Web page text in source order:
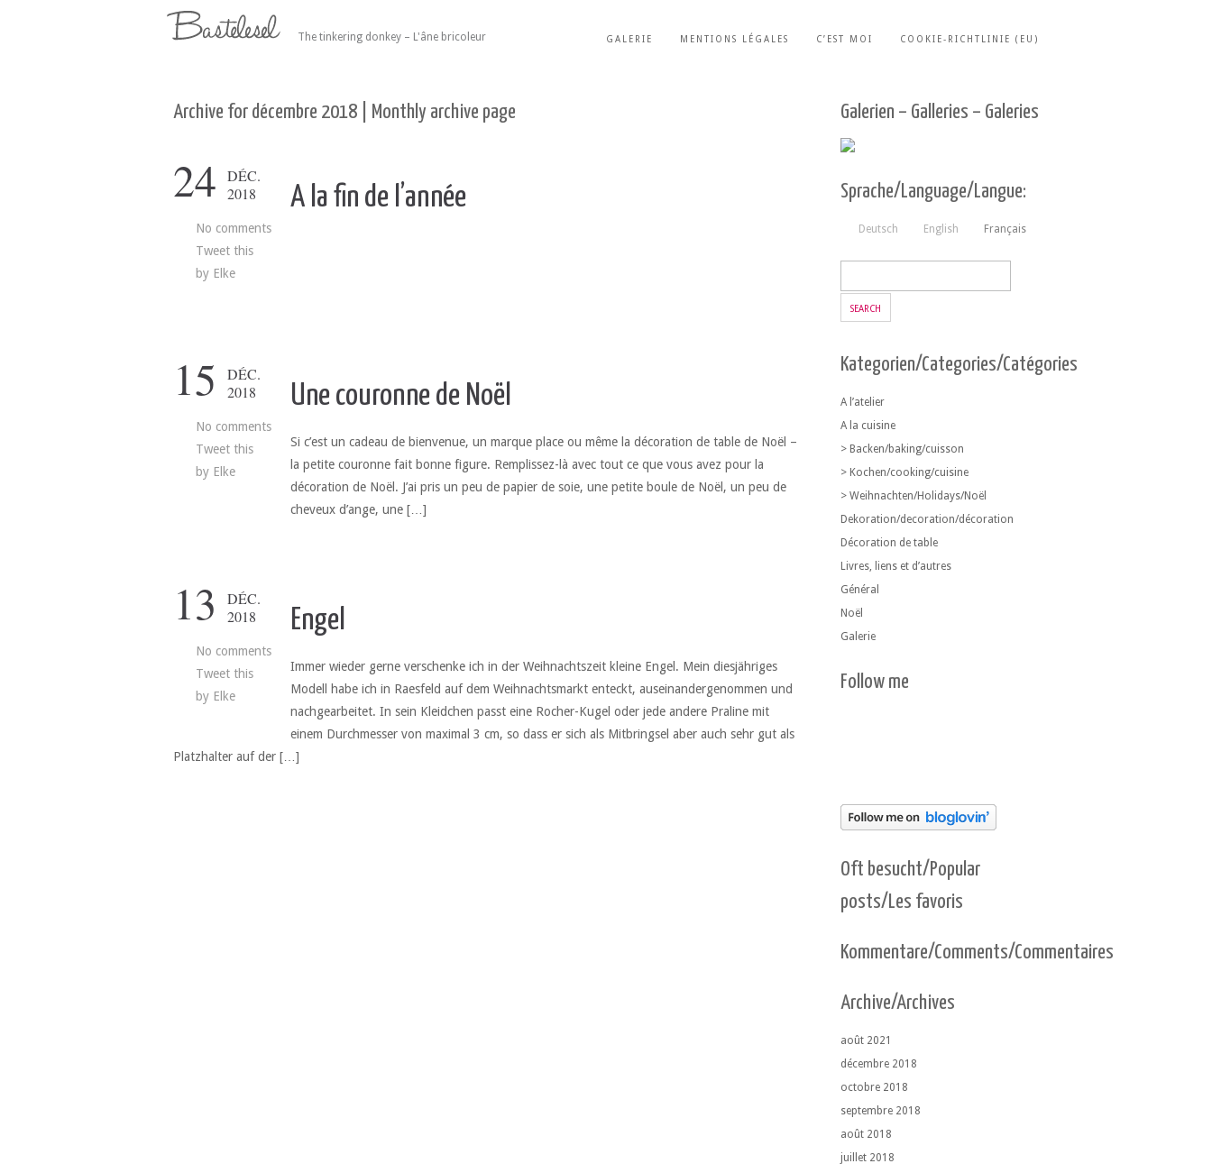
The tinkering donkey – L'âne bricoleur GALERIE MENTIONS LÉGALES C’EST MOI COOKIE-RICHTLINIE (EU)
Archive for décembre 2018 | Monthly archive page
24
DÉC.
2018
No comments
Tweet this
by Elke
A la fin de l’année
15
DÉC.
2018
No comments
Tweet this
by Elke
Une couronne de Noël
Si c’est un cadeau de bienvenue, un marque place ou même la décoration de table de Noël –
la petite couronne fait bonne figure. Remplissez-là avec tout ce que vous avez pour la
décoration de Noël. J’ai pris un peu de papier de soie, une petite boule de Noël, un peu de
cheveux d’ange, une […]
13
DÉC.
2018
No comments
Tweet this
by Elke
Engel
Immer wieder gerne verschenke ich in der Weihnachtszeit kleine Engel. Mein diesjähriges
Modell habe ich in Raesfeld auf dem Weihnachtsmarkt enteckt, auseinandergenommen und
nachgearbeitet. In sein Kleidchen passt eine Rocher-Kugel oder jede andere Praline mit
einem Durchmesser von maximal 3 cm, so dass er sich als Mitbringsel aber auch sehr gut als
Platzhalter auf der […]
Galerien – Galleries – Galeries
Sprache/Language/Langue:
Deutsch English Français
Kategorien/Categories/Catégories
A l’atelier
A la cuisine
> Backen/baking/cuisson
> Kochen/cooking/cuisine
> Weihnachten/Holidays/Noël
Dekoration/decoration/décoration
Décoration de table
Livres, liens et d’autres
Général
Noël
Galerie
Follow me
Oft besucht/Popular
posts/Les favoris
Kommentare/Comments/Commentaires
Archive/Archives
août 2021
décembre 2018
octobre 2018
septembre 2018
août 2018
juillet 2018